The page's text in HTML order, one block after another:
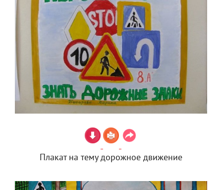
Плакат на тему дорожное движение